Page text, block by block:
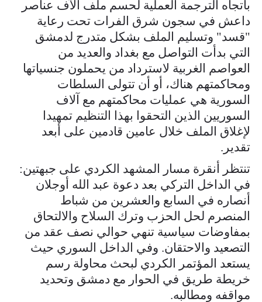
باتجاه الترجمة العملية لحسم ملف الآف عناصر
داعش في سجون شرق الفرات تحت رعاية
"قسد" وتسليم الملف بشكل متدرج لدمشق
التي بدأت التواصل مع بغداد والعديد من
العواصم الغربية لاسترداد من يحملون جنسياتها
ومحاكمتهم هناك، أو أن تتولى السلطات
السورية هي عمليات محاكمتهم مع آلاف
السوريين الذين التحقوا بهذا التنظيم تمهيدا
لإغلاق الملف خلال عامين قادمين على أبعد
تقدير.
تنتظر أنقرة مسار المشهد الكردي على جبهتين:
في الداخل التركي بعد دعوة عبد الله أوجلان
أنصاره في السابع والعشرين من شباط
المنصرم لحل الحزب وترك السلاح والالتحاق
بمفاوضات سياسية تنهي حوالي نصف عقد من
التصعيد والاحتقان. وفي الداخل السوري حيث
يستعد المؤتمر الكردي لبحث محاولة رسم
خريطة طريق في الحوار مع دمشق وتحديد
مواقفه ومطالبه.